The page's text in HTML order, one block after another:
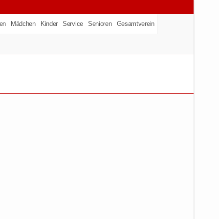
Mädchen Kinder Service Senioren Gesamtverein